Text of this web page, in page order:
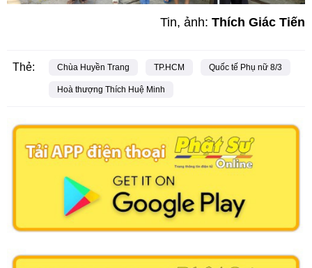
Tin, ảnh: Thích Giác Tiến
Thẻ: Chùa Huyền Trang TP.HCM Quốc tế Phụ nữ 8/3
Hoà thượng Thích Huệ Minh